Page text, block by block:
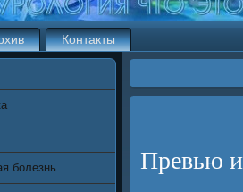
Контакты
болезнь Превью